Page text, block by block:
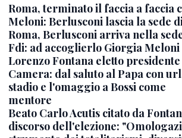
Roma, terminato il faccia a faccia
Meloni: Berlusconi lascia la sede
Roma, Berlusconi arriva nella
Fdi: ad accoglierlo Giorgia Meloni
Lorenzo Fontana eletto
Camera: dal saluto al Papa con
stadio e l'omaggio a Bossi come
mentore
Beato Carlo Acutis citato da
discorso dell'elezione: